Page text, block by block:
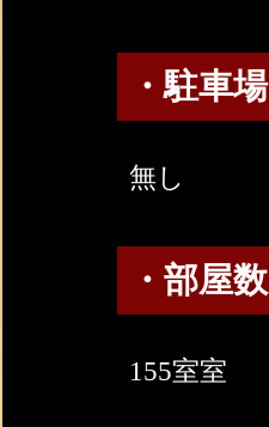
・駐車場
無し
・部屋数
155室室